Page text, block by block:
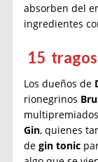
absorben del
ingredientes
15 tragos
Los dueños de
rionegrinos
multipremiados
Gin, quienes
degin tonic